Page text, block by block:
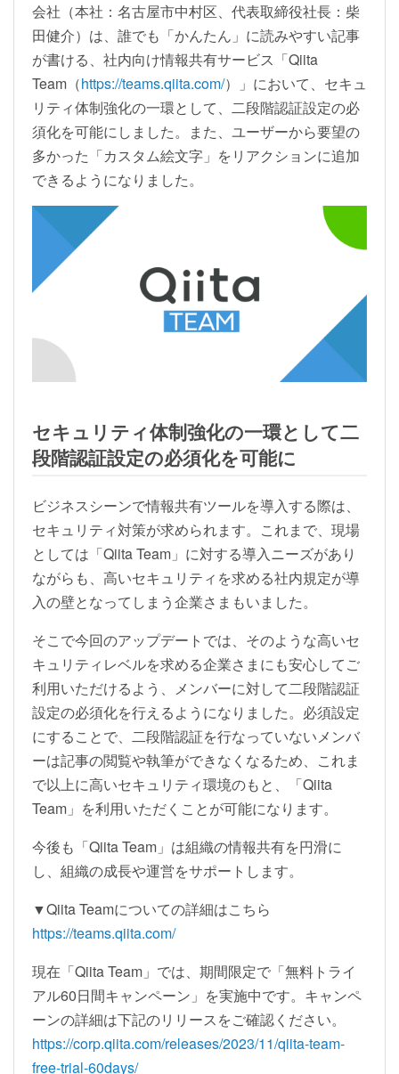
会社（本社：名古屋市中村区、代表取締役社長：柴
田健介）は、誰でも「かんたん」に読みやすい記事
が書ける、社内向け情報共有サービス「Qiita
Team（https://teams.qiita.com/）」において、セキュ
リティ体制強化の一環として、二段階認証設定の必
須化を可能にしました。また、ユーザーから要望の
多かった「カスタム絵文字」をリアクションに追加
できるようになりました。
セキュリティ体制強化の一環として二
段階認証設定の必須化を可能に
ビジネスシーンで情報共有ツールを導入する際は、
セキュリティ対策が求められます。これまで、現場
としては「Qiita Team」に対する導入ニーズがあり
ながらも、高いセキュリティを求める社内規定が導
入の壁となってしまう企業さまもいました。
そこで今回のアップデートでは、そのような高いセ
キュリティレベルを求める企業さまにも安心してご
利用いただけるよう、メンバーに対して二段階認証
設定の必須化を行えるようになりました。必須設定
にすることで、二段階認証を行なっていないメンバ
ーは記事の閲覧や執筆ができなくなるため、これま
で以上に高いセキュリティ環境のもと、「Qiita
Team」を利用いただくことが可能になります。
今後も「Qiita Team」は組織の情報共有を円滑に
し、組織の成長や運営をサポートします。
▼Qiita Teamについての詳細はこちら
https://teams.qiita.com/
現在「Qiita Team」では、期間限定で「無料トライ
アル60日間キャンペーン」を実施中です。キャンペ
ーンの詳細は下記のリリースをご確認ください。
https://corp.qiita.com/releases/2023/11/qiita-team-
free-trial-60days/